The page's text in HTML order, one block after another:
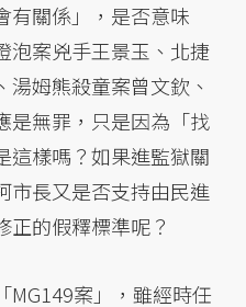
有關係」，是否意味
泡案兇手王景玉、北捷
姆熊殺童案曾文欽、
是無罪，只是因為「找
這樣嗎？如果進監獄關
市長又是否支持由民進
正的假釋標準呢？
MG149案」，雖經時任